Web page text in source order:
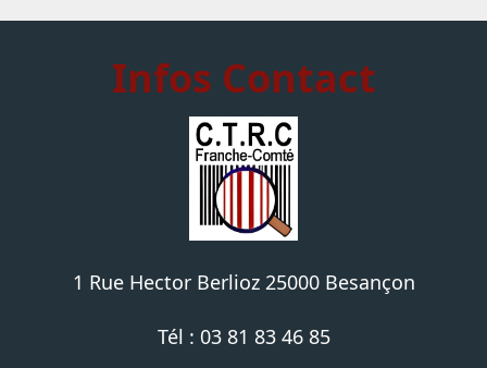
Infos Contact
1 Rue Hector Berlioz 25000 Besançon
Tél : 03 81 83 46 85